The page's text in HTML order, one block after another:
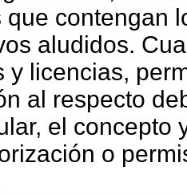
que contengan
aludidos.
y licencias,
al respecto
el concepto
o